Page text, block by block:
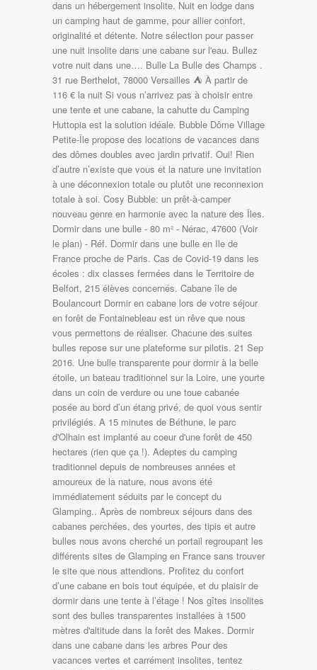
dans un hébergement insolite. Nuit en lodge dans
un camping haut de gamme, pour allier confort,
originalité et détente. Notre sélection pour passer
une nuit insolite dans une cabane sur l'eau. Bullez
votre nuit dans une…. Bulle La Bulle des Champs .
31 rue Berthelot, 78000 Versailles ⛺️ À partir de
116 € la nuit Si vous n’arrivez pas à choisir entre
une tente et une cabane, la cahutte du Camping
Huttopia est la solution idéale. Bubble Dôme Village
Petite-Île propose des locations de vacances dans
des dômes doubles avec jardin privatif. Oui! Rien
d’autre n’existe que vous et la nature une invitation
à une déconnexion totale ou plutôt une reconnexion
totale à soi. Cosy Bubble: un prêt-à-camper
nouveau genre en harmonie avec la nature des Îles.
Dormir dans une bulle - 80 m² - Nérac, 47600 (Voir
le plan) - Réf. Dormir dans une bulle en Ile de
France proche de Paris. Cas de Covid-19 dans les
écoles : dix classes fermées dans le Territoire de
Belfort, 215 élèves concernés. Cabane île de
Boulancourt Dormir en cabane lors de votre séjour
en forêt de Fontainebleau est un rêve que nous
vous permettons de réaliser. Chacune des suites
bulles repose sur une plateforme sur pilotis. 21 Sep
2016. Une bulle transparente pour dormir à la belle
étoile, un bateau traditionnel sur la Loire, une yourte
dans un coin de verdure ou une toue cabanée
posée au bord d’un étang privé, de quoi vous sentir
privilégiés. A 15 minutes de Béthune, le parc
d'Olhain est implanté au coeur d'une forêt de 450
hectares (rien que ça !). Adeptes du camping
traditionnel depuis de nombreuses années et
amoureux de la nature, nous avons été
immédiatement séduits par le concept du
Glamping.. Après de nombreux séjours dans des
cabanes perchées, des yourtes, des tipis et autre
bulles nous avons cherché un portail regroupant les
différents sites de Glamping en France sans trouver
le site que nous attendions. Profitez du confort
d’une cabane en bois tout équipée, et du plaisir de
dormir dans une tente à l’étage ! Nos gîtes insolites
sont des bulles transparentes installées à 1500
mètres d'altitude dans la forêt des Makes. Dormir
dans une cabane dans les arbres Pour des
vacances vertes et carrément insolites, tentez